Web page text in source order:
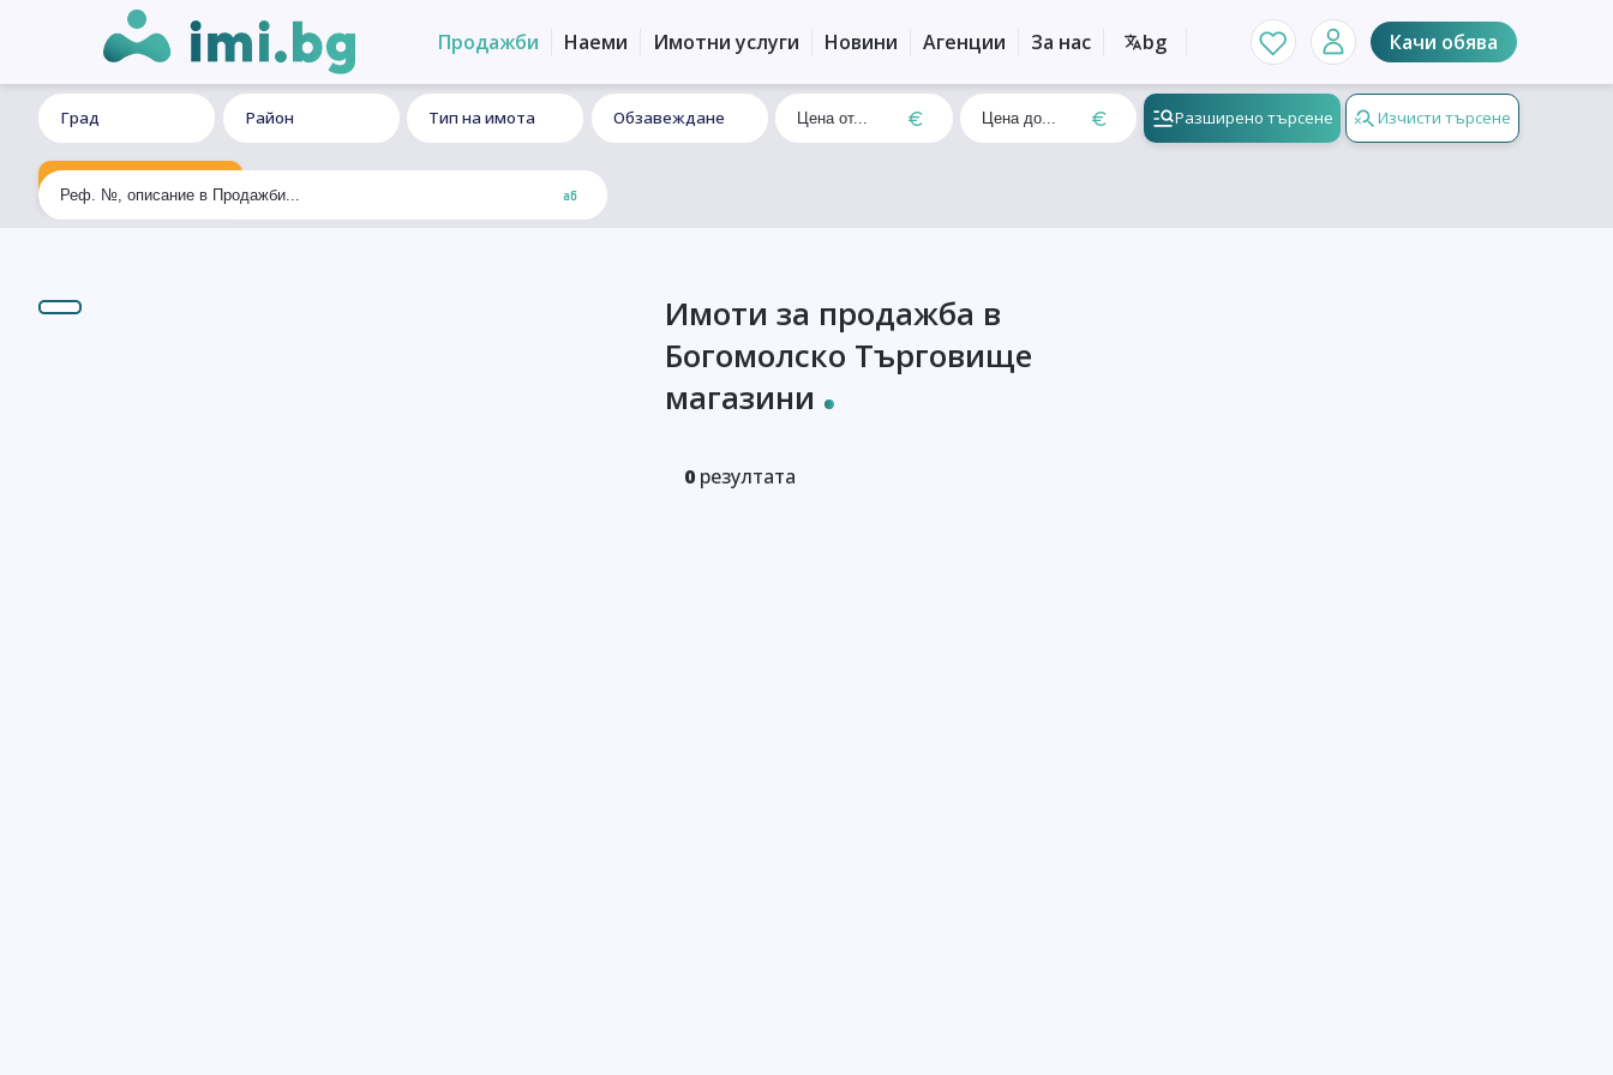
Продажби Наеми Имотни услуги Новини Агенции За нас bg Качи обява
Град Район Тип на имота Обзавеждане Разширено търсене Изчисти търсене
Ексклузивно търсене
Имоти за продажба в
Богомолско Търговище
магазини
0 резултата